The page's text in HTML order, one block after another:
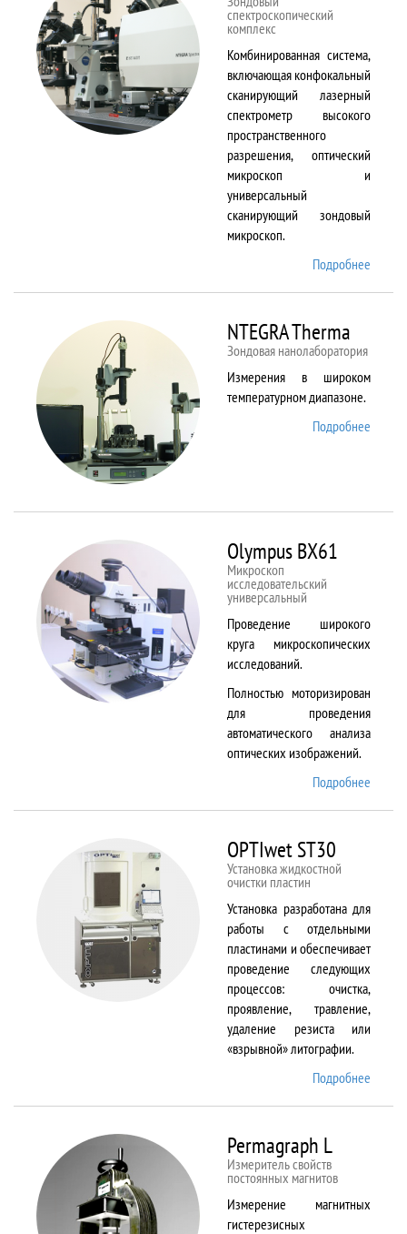
спектроскопический
комплекс
Комбинированная система,
включающая конфокальный
сканирующий лазерный
спектрометр высокого
пространственного
разрешения, оптический
микроскоп и
универсальный
сканирующий зондовый
микроскоп.
Подробнее
NTEGRA Therma
Зондовая нанолаборатория
Измерения в широком
температурном диапазоне.
Подробнее
Olympus BX61
Микроскоп
исследовательский
универсальный
Проведение широкого
круга микроскопических
исследований.
Полностью моторизирован
для проведения
автоматического анализа
оптических изображений.
Подробнее
OPTIwet ST30
Установка жидкостной
очистки пластин
Установка разработана для
работы с отдельными
пластинами и обеспечивает
проведение следующих
процессов: очистка,
проявление, травление,
удаление резиста или
«взрывной» литографии.
Подробнее
Permagraph L
Измеритель свойств
постоянных магнитов
Измерение магнитных
гистерезисных